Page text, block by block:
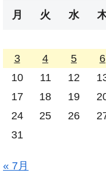
月 火 水
3
4 5 6
10
11 12
17
18 19
24
25 26
31
« 7月